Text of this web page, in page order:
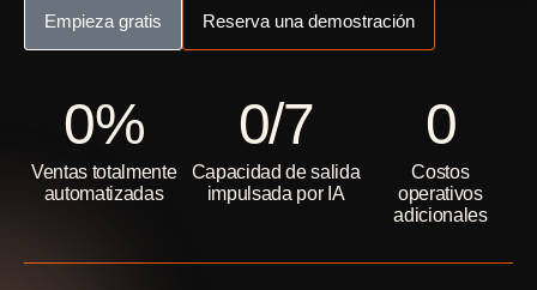
Empieza gratis Reserva una demostración
0%
Ventas totalmente
automatizadas
0/7
Capacidad de salida
impulsada por IA
0
Costos
operativos
adicionales